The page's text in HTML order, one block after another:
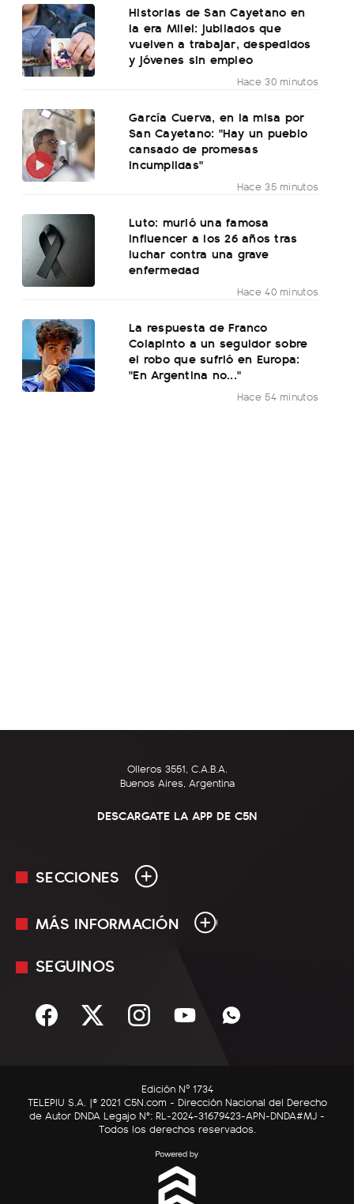
Historias de San Cayetano en
la era Milei: jubilados que
vuelven a trabajar, despedidos
y jóvenes sin empleo
Hace 30 minutos
García Cuerva, en la misa por
San Cayetano: "Hay un pueblo
cansado de promesas
incumplidas"
Hace 35 minutos
Luto: murió una famosa
influencer a los 26 años tras
luchar contra una grave
enfermedad
Hace 40 minutos
La respuesta de Franco
Colapinto a un seguidor sobre
el robo que sufrió en Europa:
"En Argentina no..."
Hace 54 minutos
Olleros 3551, C.A.B.A.
Buenos Aires, Argentina
DESCARGATE LA APP DE C5N
SECCIONES
En Vivo
Sociedad
C5N Autos
RatingCero
MÁS INFORMACIÓN
Mediakit
Términos y condiciones
SEGUINOS
Edición Nº 1734
TELEPIU S.A. |© 2021 C5N.com - Dirección Nacional del Derecho
de Autor DNDA Legajo N°: RL-2024-31679423-APN-DNDA#MJ -
Todos los derechos reservados.